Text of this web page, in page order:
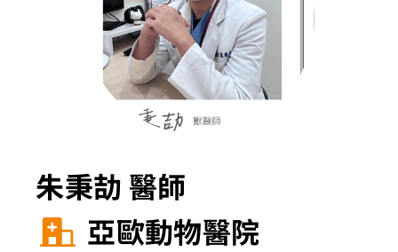
朱秉劼 醫師
亞歐動物醫院